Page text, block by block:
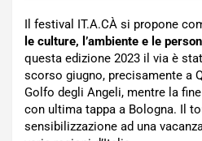
Il festival IT.A.CÀ si propone
le culture, l’ambiente e le
questa edizione 2023 il via è
scorso giugno, precisamente a
Golfo degli Angeli, mentre la
con ultima tappa a Bologna. Il
sensibilizzazione ad una